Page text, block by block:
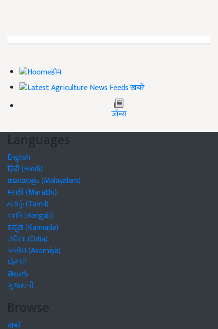
होम
ख़बरें
जॉब्स
Languages
English
हिंदी (Hindi)
മലയാളം (Malayalam)
मराठी (Marathi)
தமிழ் (Tamil)
বাঙালি (Bengali)
ಕನ್ನಡ (Kannada)
ଓଡିଆ (Odia)
অসমীয়া (Asomiya)
ਪੰਜਾਬੀ
తెలుగు
ગુજરાતી
Browse
खबरें